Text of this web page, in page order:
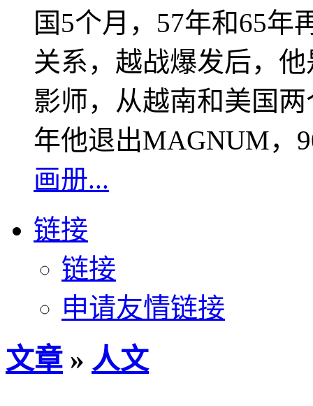
国5个月，57年和65年
关系，越战爆发后，
影师，从越南和美国
年他退出MAGNUM，
画册...
链接
链接
申请友情链接
文章 » 人文